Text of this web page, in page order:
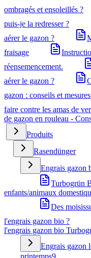
ombragés et ensoleillés ?
puis-je la redresser ?
aérer le gazon ?
fraisage
réensemencement.
aérer le gazon ?
gazon : conseils et
faire contre les amas de
de gazon en rouleau -
Produits
Rasendünger
Engrais gazon
Turbogrün
enfants/animaux
Des
l'engrais gazon bio ?
l'engrais gazon bio
Engrais gazon
printemps9